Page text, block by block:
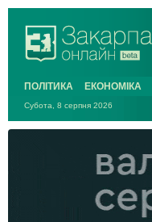
ПОЛІТИКА ЕКОНОМІКА
Субота, 8 серпня 2026